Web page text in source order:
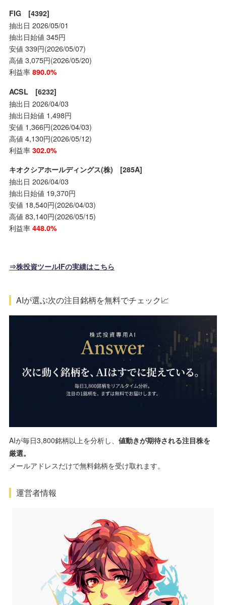
FIG [4392]
抽出日 2026/05/01
抽出日始値 345円
安値 339円(2026/05/07)
高値 3,075円(2026/05/20)
利益率 890.0%
ACSL [6232]
抽出日 2026/04/03
抽出日始値 1,498円
安値 1,366円(2026/04/03)
高値 4,130円(2026/05/12)
利益率 302.0%
キオクシアホールディングス(株) [285A]
抽出日 2026/04/03
抽出日始値 19,370円
安値 18,540円(2026/04/03)
高値 83,140円(2026/05/15)
利益率 448.0%
⇒株投資ツールIFの実績はこちら
AIが選ぶ次の注目銘柄を無料でチェック📈
AIが毎日3,800銘柄以上を分析し、 値動きが期待される注目株を
厳選。
メールアドレスだけで無料銘柄を受け取れます。
運営者情報